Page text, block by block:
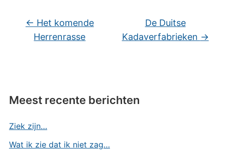
← Het komende
Herrenrasse
De Duitse
Kadaverfabrieken →
Meest recente berichten
Ziek zijn…
Wat ik zie dat ik niet zag…